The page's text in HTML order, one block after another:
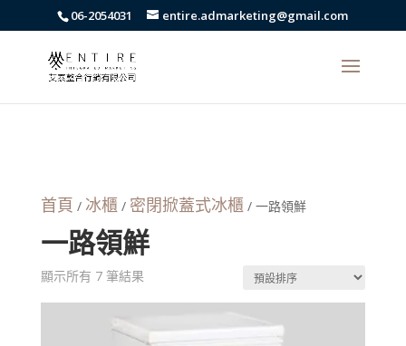
body{font-family: arial,"Microsoft JhengHei","微軟正黑體",sans-serif
!important;}
06-2054031 entire.admarketing@gmail.com
首頁 / 冰櫃 / 密閉掀蓋式冰櫃 / 一路領鮮
一路領鮮
顯示所有 7 筆結果